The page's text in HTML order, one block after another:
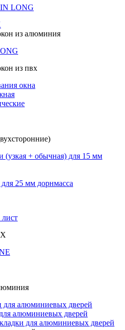
LONG
из алюминия
из пвх
окна
(узкая + обычная) для 15 мм
25 мм дорнмасса
для алюминиевых дверей
алюминиевых дверей
для алюминиевых дверей